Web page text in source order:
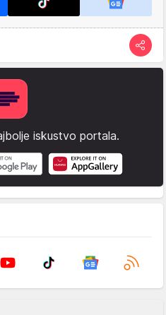
iskustvo portala.